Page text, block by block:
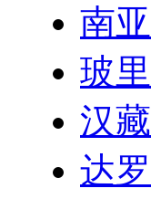
南
玻
汉
达